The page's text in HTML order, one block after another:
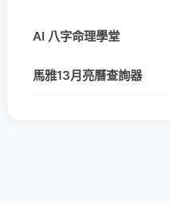
AI 八字命理學堂
馬雅13月亮曆查詢器